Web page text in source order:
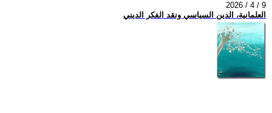
2026 / 4 / 9
العلمانية، الدين السياسي ونقد الفكر الديني